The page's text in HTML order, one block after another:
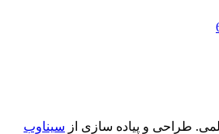
طراحی و پیاده سازی از سیناوب